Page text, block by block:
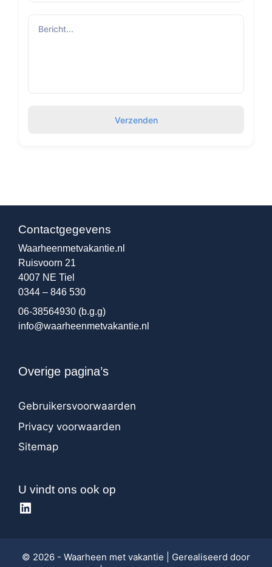
Verzenden
Contactgegevens
Waarheenmetvakantie.nl
Ruisvoorn 21
4007 NE Tiel
0344 – 846 530
06-38564930 (b.g.g)
info@waarheenmetvakantie.nl
Overige pagina’s
Gebruikersvoorwaarden
Privacy voorwaarden
Sitemap
U vindt ons ook op
LinkedIn
© 2026 - Waarheen met vakantie | Gerealiseerd door